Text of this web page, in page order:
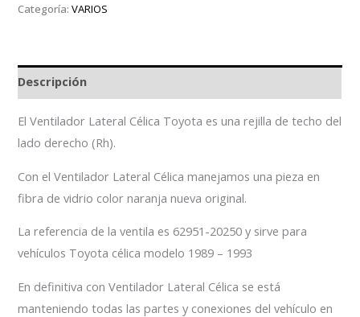
Categoría:VARIOS
Descripción
El Ventilador Lateral Célica Toyota es una rejilla de techo del
lado derecho (Rh).
Con el Ventilador Lateral Célica manejamos una pieza en
fibra de vidrio color naranja nueva original.
La referencia de la ventila es 62951-20250 y sirve para
vehículos Toyota célica modelo 1989 – 1993
En definitiva con Ventilador Lateral Célica se está
manteniendo todas las partes y conexiones del vehículo en